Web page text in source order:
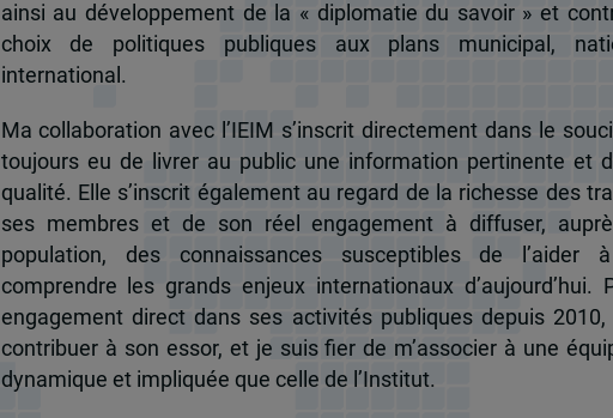
ainsi au développement de la « diplomatie du savoir » et
choix de politiques publiques aux plans municipal,
international.
Ma collaboration avec l’IEIM s’inscrit directement dans le
toujours eu de livrer au public une information pertinente et
qualité. Elle s’inscrit également au regard de la richesse des
ses membres et de son réel engagement à diffuser,
population, des connaissances susceptibles de l’aider
comprendre les grands enjeux internationaux d’aujourd’hui.
engagement direct dans ses activités publiques depuis 2010,
contribuer à son essor, et je suis fier de m’associer à une
dynamique et impliquée que celle de l’Institut.